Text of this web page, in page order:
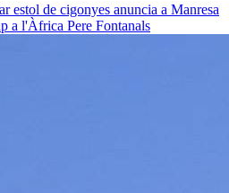
estol de cigonyes anuncia a Manresa
a l'Àfrica Pere Fontanals